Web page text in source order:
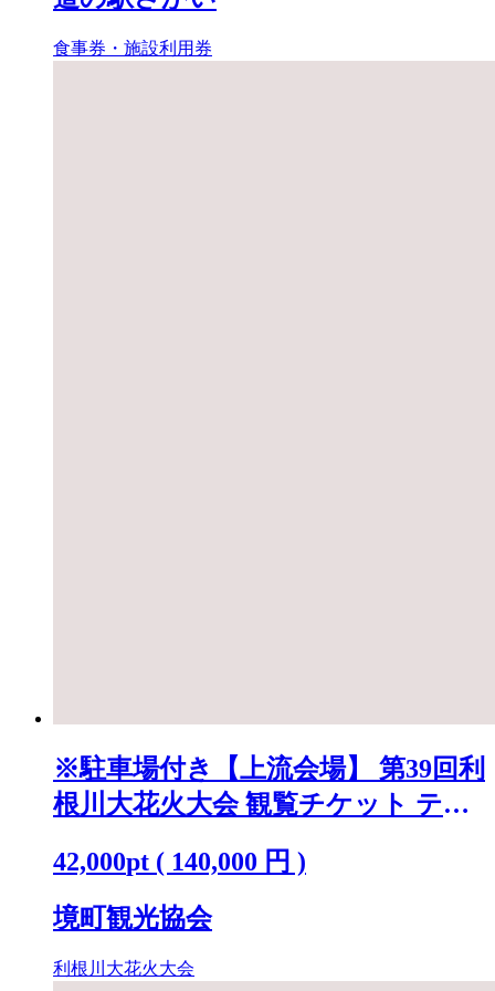
食事券・施設利用券
※駐車場付き【上流会場】 第39回利
根川大花火大会 観覧チケット テー
42,000pt ( 140,000 円 )
境町観光協会
利根川大花火大会